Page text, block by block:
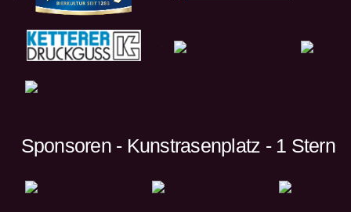
Sponsoren - Kunstrasenplatz - 1 Stern